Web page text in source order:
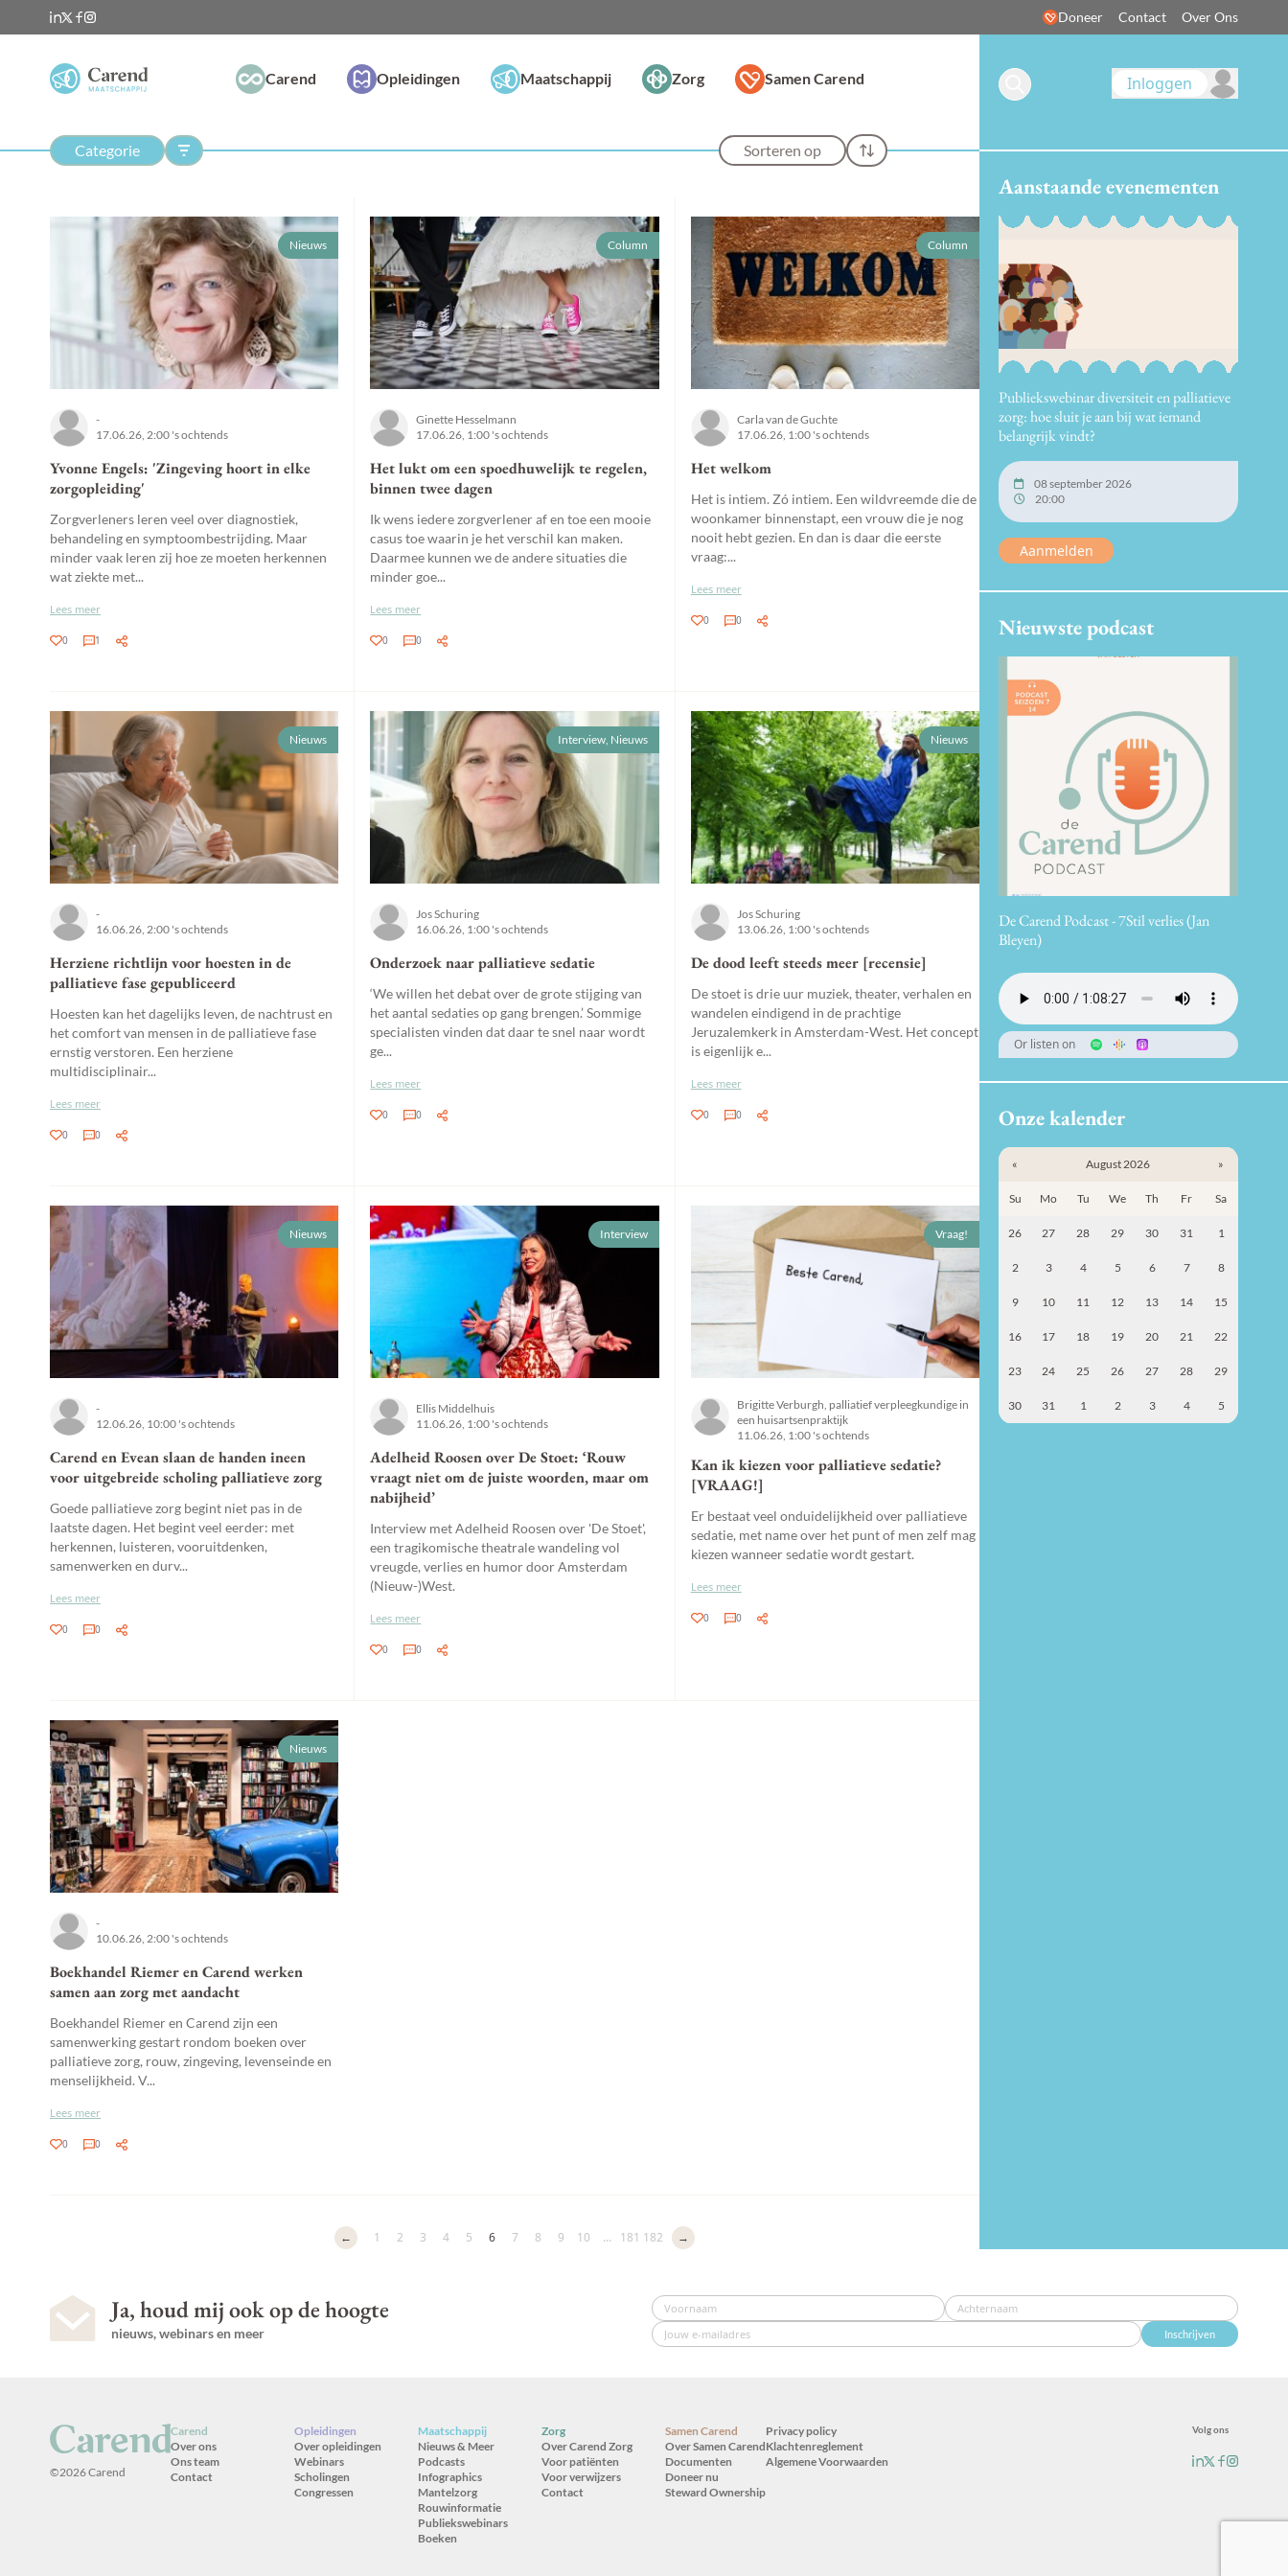
Doneer Contact Over Ons
Carend Opleidingen Maatschappij Zorg Samen Carend
Categorie Sorteren op
Nieuws
-
17.06.26, 2:00 's ochtends
Yvonne Engels: 'Zingeving hoort in elke
zorgopleiding'
Zorgverleners leren veel over diagnostiek,
behandeling en symptoombestrijding. Maar
minder vaak leren zij hoe ze moeten herkennen
wat ziekte met...
Lees meer
0 1
Column
Ginette Hesselmann
17.06.26, 1:00 's ochtends
Het lukt om een spoedhuwelijk te regelen,
binnen twee dagen
Ik wens iedere zorgverlener af en toe een mooie
casus toe waarin je het verschil kan maken.
Daarmee kunnen we de andere situaties die
minder goe...
Lees meer
0 0
Column
Carla van de Guchte
17.06.26, 1:00 's ochtends
Het welkom
Het is intiem. Zó intiem. Een wildvreemde die de
woonkamer binnenstapt, een vrouw die je nog
nooit hebt gezien. En dan is daar die eerste
vraag:...
Lees meer
0 0
Nieuws
-
16.06.26, 2:00 's ochtends
Herziene richtlijn voor hoesten in de
palliatieve fase gepubliceerd
Hoesten kan het dagelijks leven, de nachtrust en
het comfort van mensen in de palliatieve fase
ernstig verstoren. Een herziene
multidisciplinair...
Lees meer
0 0
Interview, Nieuws
Jos Schuring
16.06.26, 1:00 's ochtends
Onderzoek naar palliatieve sedatie
‘We willen het debat over de grote stijging van
het aantal sedaties op gang brengen.’ Sommige
specialisten vinden dat daar te snel naar wordt
ge...
Lees meer
0 0
Nieuws
Jos Schuring
13.06.26, 1:00 's ochtends
De dood leeft steeds meer [recensie]
De stoet is drie uur muziek, theater, verhalen en
wandelen eindigend in de prachtige
Jeruzalemkerk in Amsterdam-West. Het concept
is eigenlijk e...
Lees meer
0 0
Nieuws
-
12.06.26, 10:00 's ochtends
Carend en Evean slaan de handen ineen
voor uitgebreide scholing palliatieve zorg
Goede palliatieve zorg begint niet pas in de
laatste dagen. Het begint veel eerder: met
herkennen, luisteren, vooruitdenken,
samenwerken en durv...
Lees meer
0 0
Interview
Ellis Middelhuis
11.06.26, 1:00 's ochtends
Adelheid Roosen over De Stoet: ‘Rouw
vraagt niet om de juiste woorden, maar om
nabijheid’
Interview met Adelheid Roosen over 'De Stoet',
een tragikomische theatrale wandeling vol
vreugde, verlies en humor door Amsterdam
(Nieuw-)West.
Lees meer
0 0
Vraag!
Brigitte Verburgh, palliatief verpleegkundige in
een huisartsenpraktijk
11.06.26, 1:00 's ochtends
Kan ik kiezen voor palliatieve sedatie?
[VRAAG!]
Er bestaat veel onduidelijkheid over palliatieve
sedatie, met name over het punt of men zelf mag
kiezen wanneer sedatie wordt gestart.
Lees meer
0 0
Nieuws
-
10.06.26, 2:00 's ochtends
Boekhandel Riemer en Carend werken
samen aan zorg met aandacht
Boekhandel Riemer en Carend zijn een
samenwerking gestart rondom boeken over
palliatieve zorg, rouw, zingeving, levenseinde en
menselijkheid. V...
Lees meer
0 0
← 1 2 3 4 5 6 7 8 9 10 ... 181 182 →
Inloggen
Aanstaande evenementen
Publiekswebinar diversiteit en palliatieve
zorg: hoe sluit je aan bij wat iemand
belangrijk vindt?
08 september 2026
20:00
Aanmelden
Nieuwste podcast
De Carend Podcast - 7Stil verlies (Jan
Bleyen)
Or listen on
Onze kalender
« August 2026 »
Su Mo Tu We Th Fr Sa
26 27 28 29 30 31 1
2 3 4 5 6 7 8
9 10 11 12 13 14 15
16 17 18 19 20 21 22
23 24 25 26 27 28 29
30 31 1 2 3 4 5
Ja, houd mij ook op de hoogte
nieuws, webinars en meer Inschrijven
©2026 Carend
Carend
Over ons
Ons team
Contact
Opleidingen
Over opleidingen
Webinars
Scholingen
Congressen
Maatschappij
Nieuws & Meer
Podcasts
Infographics
Mantelzorg
Rouwinformatie
Publiekswebinars
Boeken
Zorg
Over Carend Zorg
Voor patiënten
Voor verwijzers
Contact
Samen Carend
Over Samen Carend
Documenten
Doneer nu
Steward Ownership
Volg ons
Privacy policy
Klachtenreglement
Algemene Voorwaarden